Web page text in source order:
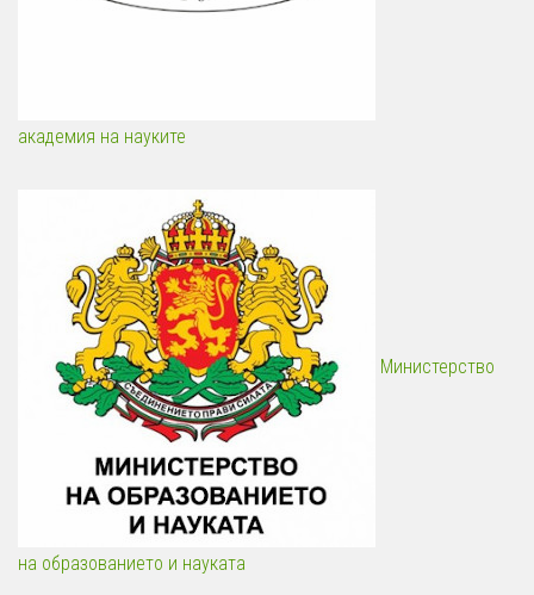
академия на науките
Министерство
на образованието и науката